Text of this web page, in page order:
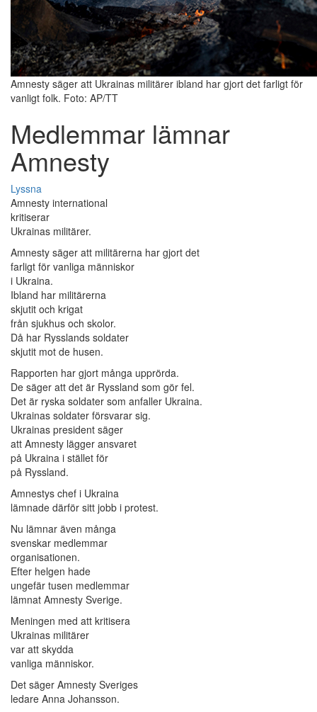
Amnesty säger att Ukrainas militärer ibland har gjort det farligt för
vanligt folk. Foto: AP/TT
Medlemmar lämnar
Amnesty
Lyssna
Amnesty international
kritiserar
Ukrainas militärer.
Amnesty säger att militärerna har gjort det
farligt för vanliga människor
i Ukraina.
Ibland har militärerna
skjutit och krigat
från sjukhus och skolor.
Då har Rysslands soldater
skjutit mot de husen.
Rapporten har gjort många upprörda.
De säger att det är Ryssland som gör fel.
Det är ryska soldater som anfaller Ukraina.
Ukrainas soldater försvarar sig.
Ukrainas president säger
att Amnesty lägger ansvaret
på Ukraina i stället för
på Ryssland.
Amnestys chef i Ukraina
lämnade därför sitt jobb i protest.
Nu lämnar även många
svenskar medlemmar
organisationen.
Efter helgen hade
ungefär tusen medlemmar
lämnat Amnesty Sverige.
Meningen med att kritisera
Ukrainas militärer
var att skydda
vanliga människor.
Det säger Amnesty Sveriges
ledare Anna Johansson.